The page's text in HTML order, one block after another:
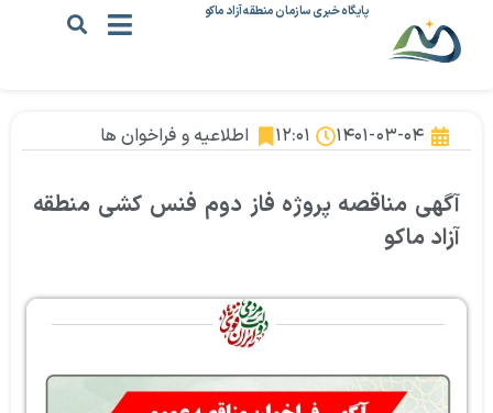
پایگاه خبری سازمان منطقه آزاد ماکو
۱۴۰۱-۰۳-۰۴ ۱۲:۰۱ اطلاعیه و فراخوان ها
آگهی مناقصه پروژه فاز دوم فنس کشی منطقه
آزاد ماکو